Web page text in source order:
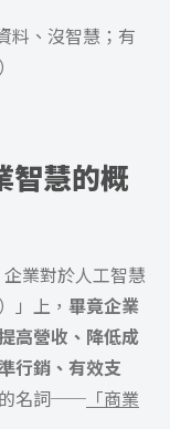
料、沒智慧；有
慧的概
業對於人工智慧
」上， 畢竟企業
高營收、降低成
行銷、有效支
的名詞── 「商業